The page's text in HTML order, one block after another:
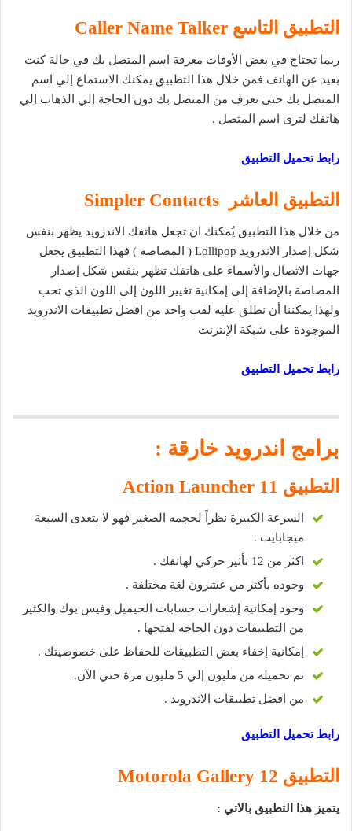
التطبيق التاسع Caller Name Talker
ربما تحتاج في بعض الأوقات معرفة اسم المتصل بك في حالة كنت
بعيد عن الهاتف فمن خلال هذا التطبيق يمكنك الاستماع إلي اسم
المتصل بك حتى تعرف من المتصل بك دون الحاجة إلي الذهاب إلي
هاتفك لترى اسم المتصل .
رابط تحميل التطبيق
التطبيق العاشر Simpler Contacts
من خلال هذا التطبيق يُمكنك ان تجعل هاتفك الاندرويد يظهر بنفس
شكل إصدار الاندرويد Lollipop ( المصاصة ) فهذا التطبيق يجعل
جهات الاتصال والأسماء على هاتفك تظهر بنفس شكل إصدار
المصاصة بالإضافة إلي إمكانية تغيير اللون إلي اللون الذي تحب
ولهذا يمكننا أن نطلق عليه لقب واحد من افضل تطبيقات الاندرويد
الموجودة على شبكة الإنترنت
رابط تحميل التطبيق
برامج اندرويد خارقة :
التطبيق 11 Action Launcher
السرعة الكبيرة نظراً لحجمه الصغير فهو لا يتعدى السبعة
ميجابايت .
اكثر من 12 تأثير حركي لهاتفك .
وجوده بأكثر من عشرون لغة مختلفة .
وجود إمكانية إشعارات حسابات الجيميل وفيس بوك والكثير
من التطبيقات دون الحاجة لفتحها .
إمكانية إخفاء بعض التطبيقات للحفاظ على خصوصيتك .
تم تحميله من مليون إلي 5 مليون مرة حتي الآن.
من افضل تطبيقات الاندرويد .
رابط تحميل التطبيق
التطبيق 12 Motorola Gallery
يتميز هذا التطبيق بالاتي :